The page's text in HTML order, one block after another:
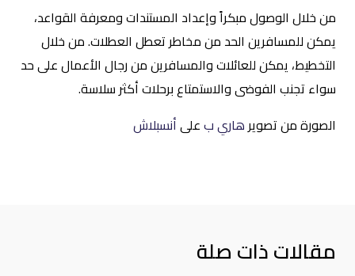
من خلال الوصول مبكراً وإعداد المستندات ومعرفة القواعد،
يمكن للمسافرين الحد من مخاطر تعطل العطلات. من خلال
التخطيط، يمكن للعائلات والمسافرين من رجال الأعمال على حد
سواء تجنب الفوضى والاستمتاع برحلات أكثر سلاسة.
الصورة من تصويرهاري بعلىأنسبلاش
مقالات ذات صلة